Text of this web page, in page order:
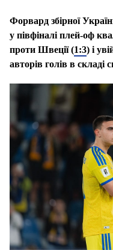
Форвард збірної
у півфіналі плей-оф
проти Швеції (1:3) і
авторів голів в складі